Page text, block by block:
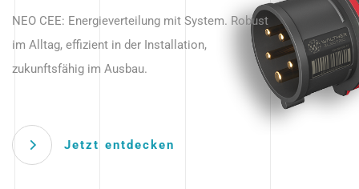
beginnt hier.
NEO CEE: Energieverteilung mit System. Robust
im Alltag, effizient in der Installation,
zukunftsfähig im Ausbau.
Jetzt entdecken
Anwendungen – robust, IP-geschützt und
zukunftsfähig.